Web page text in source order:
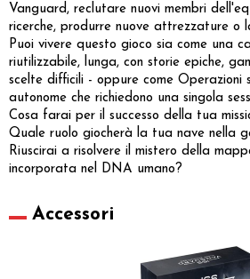
Vanguard, reclutare nuovi membri
ricerche, produrre nuove attrezzature o
Puoi vivere questo gioco sia come una
riutilizzabile, lunga, con storie epiche,
scelte difficili - oppure come Operazioni
autonome che richiedono una singola
Cosa farai per il successo della tua
Quale ruolo giocherà la tua nave nella
Riuscirai a risolvere il mistero della
incorporata nel DNA umano?
Accessori